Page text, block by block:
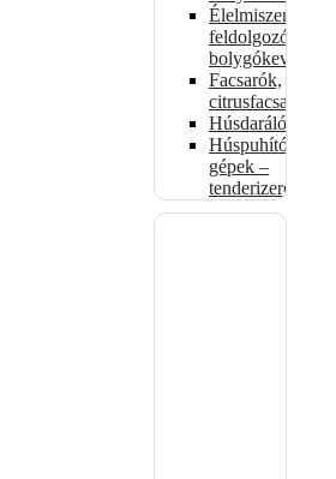
Élelmiszer-
feldolgozók –
bolygókeverők
Facsarók,
citrusfacsarók
Húsdarálók
Húspuhító
gépek –
tenderizerek